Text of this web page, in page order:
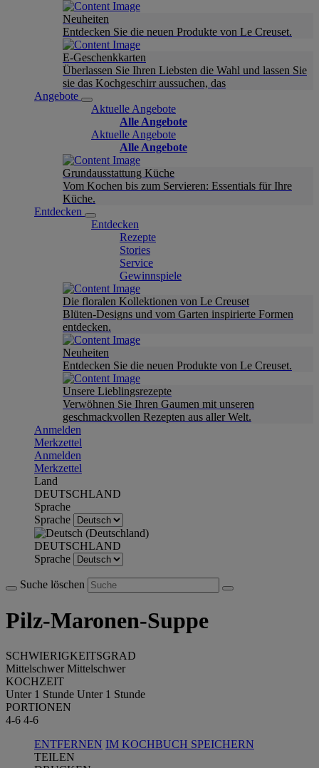
Neuheiten
Entdecken Sie die neuen Produkte von Le Creuset.
E-Geschenkkarten
Überlassen Sie Ihren Liebsten die Wahl und lassen Sie
sie das Kochgeschirr aussuchen, das
Angebote
Aktuelle Angebote
Alle Angebote
Aktuelle Angebote
Alle Angebote
Grundausstattung Küche
Vom Kochen bis zum Servieren: Essentials für Ihre
Küche.
Entdecken
Entdecken
Rezepte
Stories
Service
Gewinnspiele
Die floralen Kollektionen von Le Creuset
Blüten-Designs und vom Garten inspirierte Formen
entdecken.
Neuheiten
Entdecken Sie die neuen Produkte von Le Creuset.
Unsere Lieblingsrezepte
Verwöhnen Sie Ihren Gaumen mit unseren
geschmackvollen Rezepten aus aller Welt.
Anmelden
Merkzettel
Anmelden
Merkzettel
Land
DEUTSCHLAND
Sprache
Sprache
DEUTSCHLAND
Sprache
Suche löschen
Pilz-Maronen-Suppe
SCHWIERIGKEITSGRAD
Mittelschwer Mittelschwer
KOCHZEIT
Unter 1 Stunde Unter 1 Stunde
PORTIONEN
4-6 4-6
ENTFERNEN IM KOCHBUCH SPEICHERN
TEILEN